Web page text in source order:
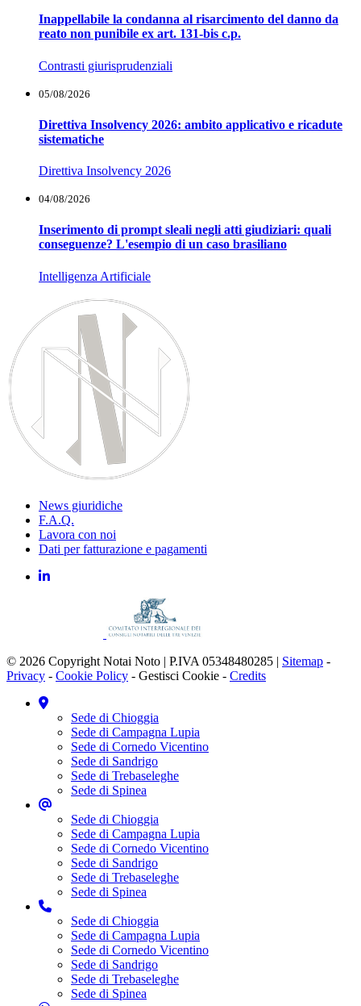
Inappellabile la condanna al risarcimento del danno da
reato non punibile ex art. 131-bis c.p.
Contrasti giurisprudenziali
05/08/2026
Direttiva Insolvency 2026: ambito applicativo e ricadute
sistematiche
Direttiva Insolvency 2026
04/08/2026
Inserimento di prompt sleali negli atti giudiziari: quali
conseguenze? L'esempio di un caso brasiliano
Intelligenza Artificiale
News giuridiche
F.A.Q.
Lavora con noi
Dati per fatturazione e pagamenti
© 2026 Copyright Notai Noto | P.IVA 05348480285 | Sitemap -
Privacy - Cookie Policy - Gestisci Cookie - Credits
Sede di Chioggia
Sede di Campagna Lupia
Sede di Cornedo Vicentino
Sede di Sandrigo
Sede di Trebaseleghe
Sede di Spinea
Sede di Chioggia
Sede di Campagna Lupia
Sede di Cornedo Vicentino
Sede di Sandrigo
Sede di Trebaseleghe
Sede di Spinea
Sede di Chioggia
Sede di Campagna Lupia
Sede di Cornedo Vicentino
Sede di Sandrigo
Sede di Trebaseleghe
Sede di Spinea